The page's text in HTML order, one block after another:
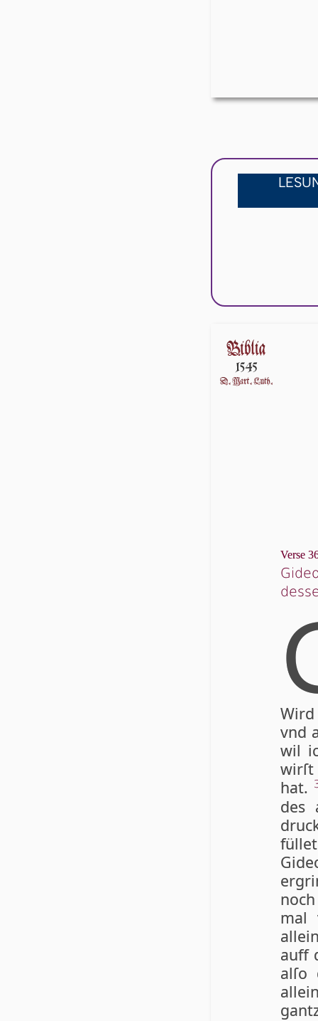
Verse
vnd
wil
hat.
des
mal
auff